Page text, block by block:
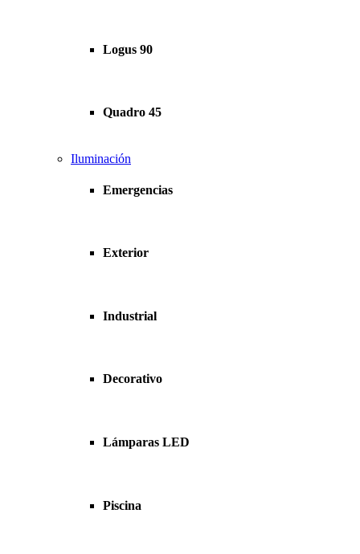
Logus 90
Quadro 45
Iluminación
Emergencias
Exterior
Industrial
Decorativo
Lámparas LED
Piscina